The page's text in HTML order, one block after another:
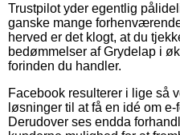
Trustpilot yder egentlig
ganske mange
herved er det klogt, at du
bedømmelser af Grydelap i
forinden du handler.
Facebook resulterer i lige
løsninger til at få en idé om
Derudover ses endda